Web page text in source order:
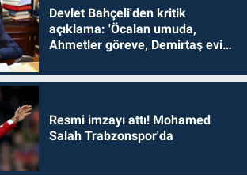
Devlet Bahçeli'den kritik
açıklama: 'Öcalan umuda,
Ahmetler göreve, Demirtaş evine
Resmi imzayı attı! Mohamed
Salah Trabzonspor'da